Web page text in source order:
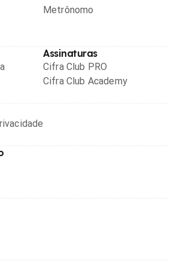
Metrônomo
Assinaturas
Cifra Club PRO
Cifra Club Academy